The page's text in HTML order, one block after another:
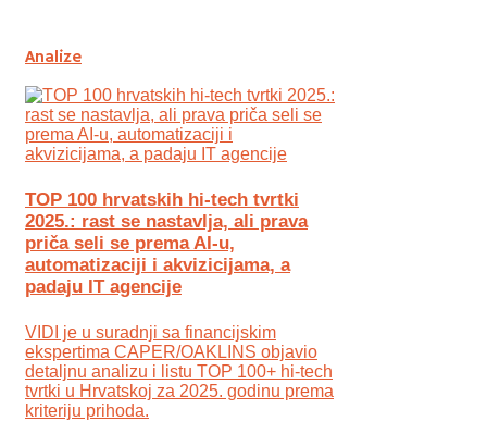
Analize
TOP 100 hrvatskih hi-tech tvrtki
2025.: rast se nastavlja, ali prava
priča seli se prema AI-u,
automatizaciji i akvizicijama, a
padaju IT agencije
VIDI je u suradnji sa financijskim
ekspertima CAPER/OAKLINS objavio
detaljnu analizu i listu TOP 100+ hi-tech
tvrtki u Hrvatskoj za 2025. godinu prema
kriteriju prihoda.